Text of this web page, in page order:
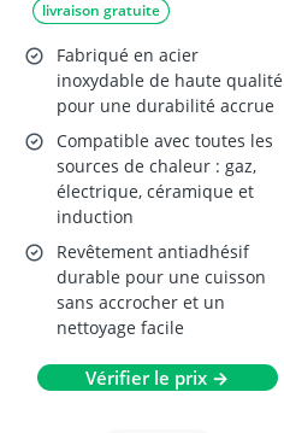
livraison gratuite
Fabriqué en acier
inoxydable de haute qualité
pour une durabilité accrue
Compatible avec toutes les
sources de chaleur : gaz,
électrique, céramique et
induction
Revêtement antiadhésif
durable pour une cuisson
sans accrocher et un
nettoyage facile
Vérifier le prix →